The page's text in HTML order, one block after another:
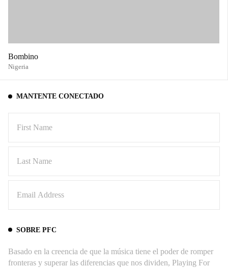
Bombino
Nigeria
MANTENTE CONECTADO
SOBRE PFC
Basado en la creencia de que la música tiene el poder de romper
fronteras y superar las diferencias que nos dividen, Playing For